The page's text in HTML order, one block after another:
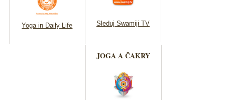
Yoga in Daily Life Sleduj Swamiji TV
JOGA A ČAKRY